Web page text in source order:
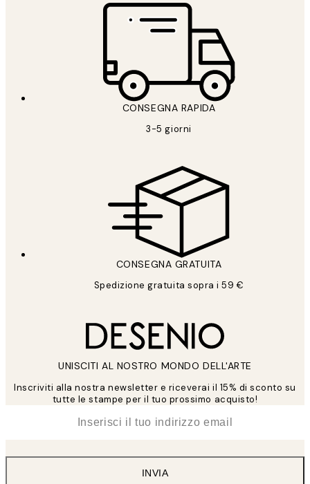
CONSEGNA RAPIDA
3-5 giorni
CONSEGNA GRATUITA
Spedizione gratuita sopra i 59 €
UNISCITI AL NOSTRO MONDO DELL'ARTE
Inscriviti alla nostra newsletter e riceverai il 15% di sconto su
tutte le stampe per il tuo prossimo acquisto!
INVIA